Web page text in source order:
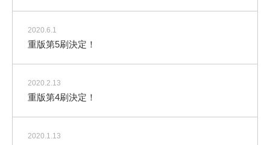
2020.6.1
重版第5刷決定！
2020.2.13
重版第4刷決定！
2020.1.13